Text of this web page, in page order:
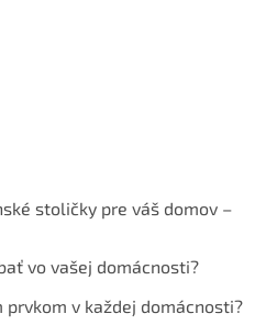
stoličky pre váš domov –
vo vašej domácnosti?
v každej domácnosti?